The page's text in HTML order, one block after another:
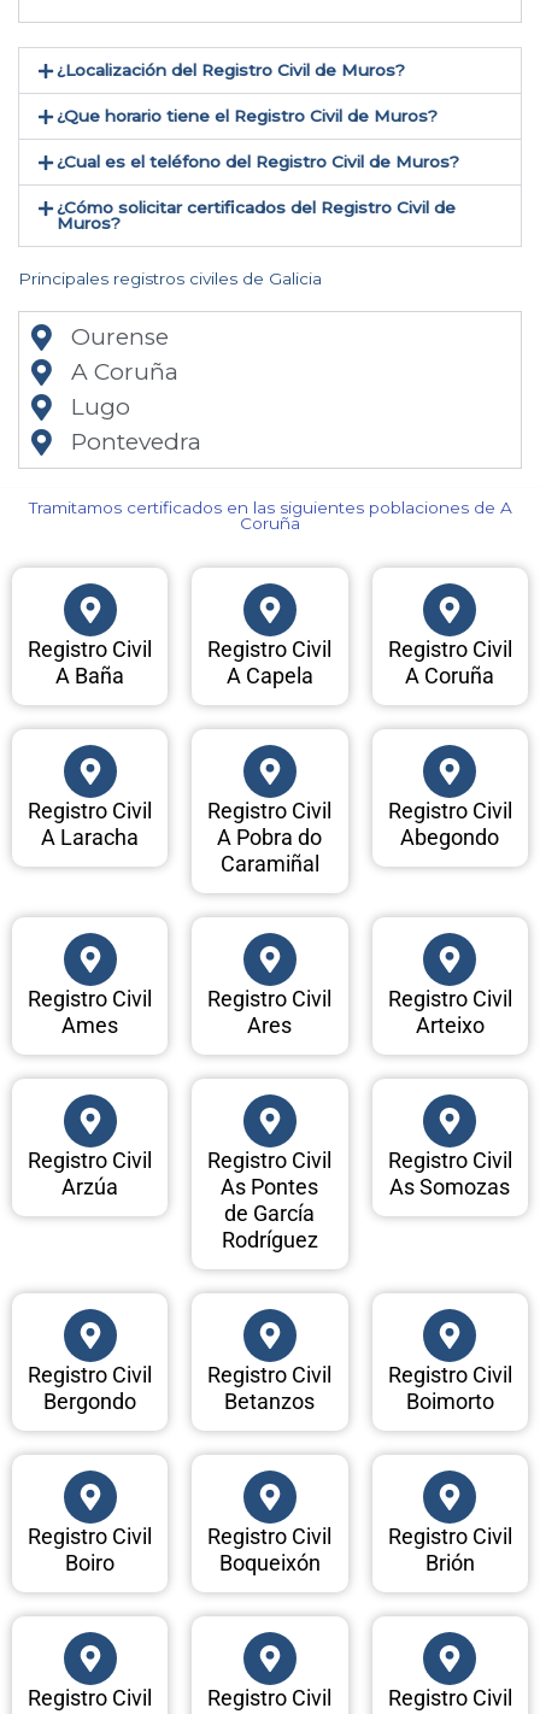
¿Localización del Registro Civil de Muros​?
¿Que horario tiene el Registro Civil de Muros?
¿Cual es el teléfono del Registro Civil de Muros​?
¿Cómo solicitar certificados del Registro Civil de
Muros​?
Principales registros civiles de Galicia
Ourense
A Coruña
Lugo
Pontevedra
Tramitamos certificados en las siguientes poblaciones de A
Coruña​
Registro Civil
A Baña
Registro Civil
A Capela
Registro Civil
A Coruña
Registro Civil
A Laracha
Registro Civil
A Pobra do
Caramiñal
Registro Civil
Abegondo
Registro Civil
Ames
Registro Civil
Ares
Registro Civil
Arteixo
Registro Civil
Arzúa
Registro Civil
As Pontes
de García
Rodríguez
Registro Civil
As Somozas
Registro Civil
Bergondo
Registro Civil
Betanzos
Registro Civil
Boimorto
Registro Civil
Boiro
Registro Civil
Boqueixón
Registro Civil
Brión
Registro Civil
Registro Civil
Registro Civil